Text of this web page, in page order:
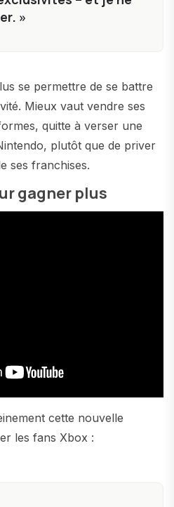
»
se permettre de se battre
Mieux vaut vendre ses
quitte à verser une
plutôt que de priver
ses franchises.
gagner plus
cette nouvelle
les fans Xbox :